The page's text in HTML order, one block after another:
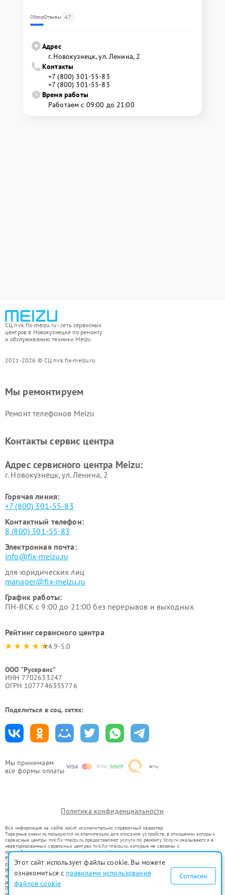
ОбзорОтзывы 47
Адрес
г. Новокузнецк, ул. Ленина, 2
Контакты
+7 (800) 301-55-83
+7 (800) 301-55-83
Время работы
Работаем с 09:00 до 21:00
СЦ nvk.fix-meizu.ru - сеть сервисных
центров в Новокузнецке по ремонту
и обслуживанию техники Meizu
2021-2026 © СЦ nvk.fix-meizu.ru
Мы принимаем
все формы оплаты
Мы ремонтируем
Ремонт телефонов Meizu
Контакты сервис центра
Адрес сервисного центра Meizu:
г. Новокузнецк, ул. Ленина, 2
Горячая линия:
+7 (800) 301-55-83
Контактный телефон:
8 (800) 301-55-83
Электронная почта:
info@fix-meizu.ru
для юридических лиц
manager@fix-meizu.ru
График работы:
ПН-ВСК с 9:00 до 21:00 без перерывов и выходных
Рейтинг сервисного центра
4.9-5.0
ООО "Русервис"
ИНН 7702633247
ОГРН 1077746335776
Поделиться в соц. сетях:
Политика конфиденциальности
Вся информация на сайте носит исключительно справочный характер.
Товарные знаки используются исключительно для описания устройств, в отношении которых
сервисные центры nvk.fix-meizu.ru предоставляют услуги по ремонту. Услуги оказываются в
неавторизованных сервисных центрах nvk.fix-meizu.ru, которые не связаны с
правообладателями товарных знаков или их официальными представителями.
Ремонт осуществляется для устройств, уже введенных в гражданский оборот в соответствии
со статьей 1487 ГК РФ.
Использование товарных знаков не преследует цели индивидуализации услуг или введения
потребителей в заблуждение, а служит для информирования о предоставляемых услугах по
ремонту техники указанных брендов.
Представленная на сайте информация не является публичной офертой, определяемой
Этот сайт использует файлы cookie. Вы можете
ознакомиться с правилами использования
файлов cookie
Согласен